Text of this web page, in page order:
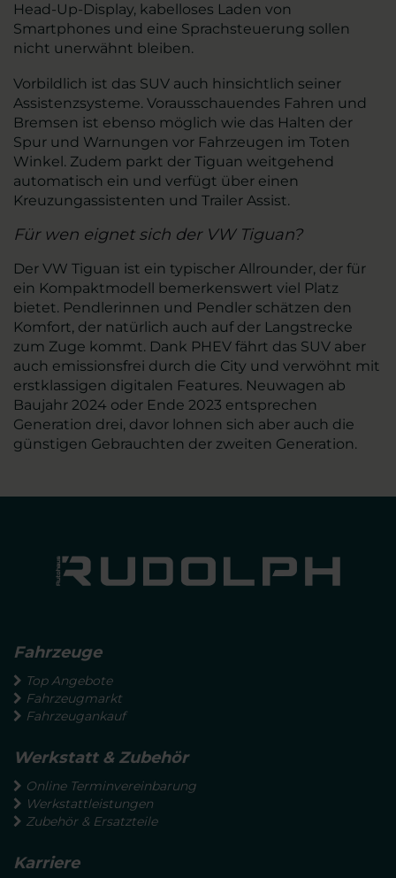
Head-Up-Display, kabelloses Laden von
Smartphones und eine Sprachsteuerung sollen
nicht unerwähnt bleiben.
Vorbildlich ist das SUV auch hinsichtlich seiner
Assistenzsysteme. Vorausschauendes Fahren und
Bremsen ist ebenso möglich wie das Halten der
Spur und Warnungen vor Fahrzeugen im Toten
Winkel. Zudem parkt der Tiguan weitgehend
automatisch ein und verfügt über einen
Kreuzungassistenten und Trailer Assist.
Für wen eignet sich der VW Tiguan?
Der VW Tiguan ist ein typischer Allrounder, der für
ein Kompaktmodell bemerkenswert viel Platz
bietet. Pendlerinnen und Pendler schätzen den
Komfort, der natürlich auch auf der Langstrecke
zum Zuge kommt. Dank PHEV fährt das SUV aber
auch emissionsfrei durch die City und verwöhnt mit
erstklassigen digitalen Features. Neuwagen ab
Baujahr 2024 oder Ende 2023 entsprechen
Generation drei, davor lohnen sich aber auch die
günstigen Gebrauchten der zweiten Generation.
Fahrzeuge
Top Angebote
Fahrzeugmarkt
Fahrzeugankauf
Werkstatt & Zubehör
Online Terminvereinbarung
Werkstattleistungen
Zubehör & Ersatzteile
Karriere